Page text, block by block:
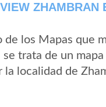
ZHAMBRAN
los Mapas que
trata de un
localidad de